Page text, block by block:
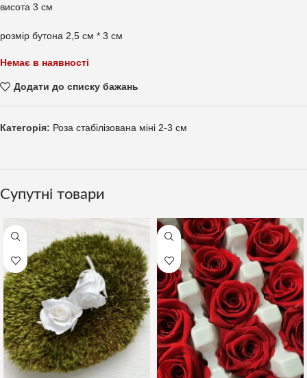
висота 3 см
розмір бутона 2,5 см * 3 см
Немає в наявності
Додати до списку бажань
Категорія: Роза стабілізована міні 2-3 см
Супутні товари